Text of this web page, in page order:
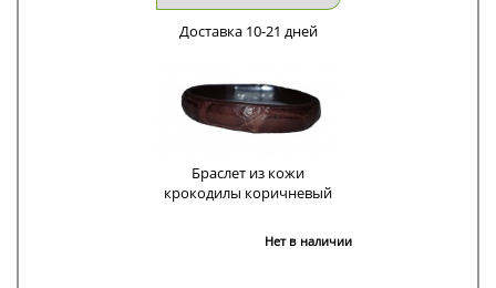
Доставка 10-21 дней
Браслет из кожи
крокодилы коричневый
Нет в наличии